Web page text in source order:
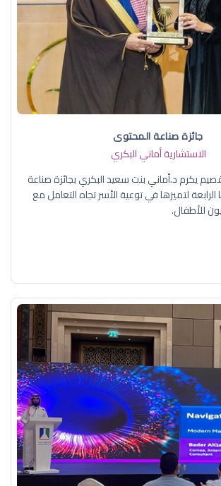
جائزة صناعة المحتوى
الاستشارية أماني البكري
يكرم د.أماني بنت سعيد البكري بجائزة صناعة
لتميزها في توعية الأسر تجاه التعامل مع
للأطفال.